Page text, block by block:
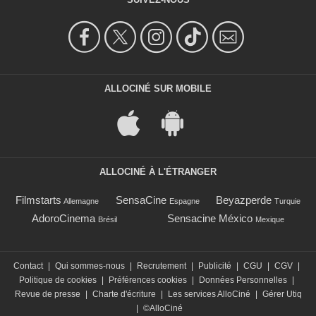
ALLOCINÉ SUR MOBILE
ALLOCINÉ À L'ÉTRANGER
Filmstarts Allemagne SensaCine Espagne Beyazperde Turquie
AdoroCinema Brésil Sensacine México Mexique
Contact | Qui sommes-nous | Recrutement | Publicité | CGU | CGV |
Politique de cookies | Préférences cookies | Données Personnelles |
Revue de presse
| Charte d'écriture | Les services AlloCiné | Gérer Utiq
| ©AlloCiné